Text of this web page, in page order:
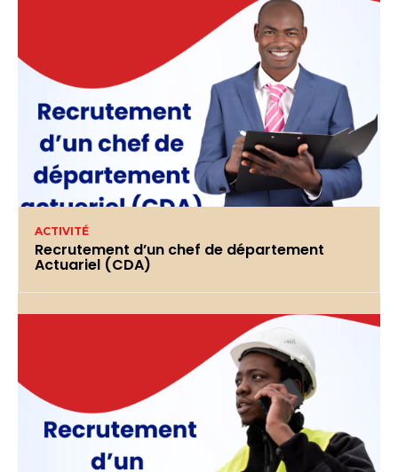
ACTIVITÉ
Recrutement d’un chef de département
Actuariel (CDA)